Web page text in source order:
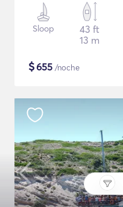
Sloop
43 ft
13 m
$655 /noche